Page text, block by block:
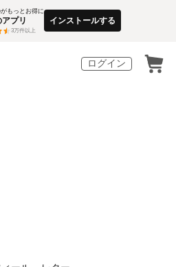
もっとお得に
プリ
3万件以上
インストールする
ログイン